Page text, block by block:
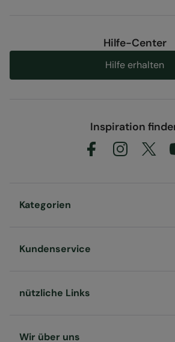
Hilfe-Center
Hilfe erhalten
Inspiration
Kategorien
Kundenservice
nützliche Links
Wir über uns